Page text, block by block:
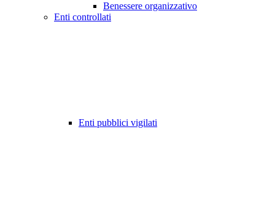
Benessere organizzativo
Enti controllati
Enti pubblici vigilati